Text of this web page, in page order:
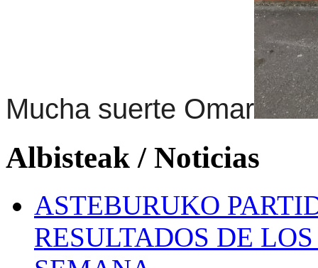
Mucha suerte Omar
Albisteak / Noticias
ASTEBURUKO
RESULTADOS DE